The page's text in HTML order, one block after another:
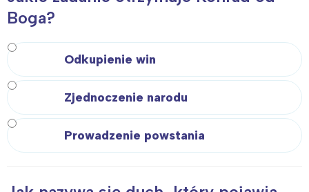
Boga?
Odkupienie win
Zjednoczenie narodu
Prowadzenie powstania
Interesują mnie wydarzenia z
tego regionu: